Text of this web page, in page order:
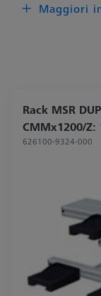
Maggiori
Rack MSR
CMMx1200/Z:
626100-9324-000